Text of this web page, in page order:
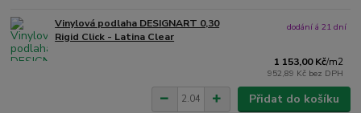
Vinylová podlaha DESIGNART 0,30
Rigid Click - Latina Clear
1 153,00 Kč/m2
952,89 Kč bez DPH
dodání á 21 dní
Přidat do košíku